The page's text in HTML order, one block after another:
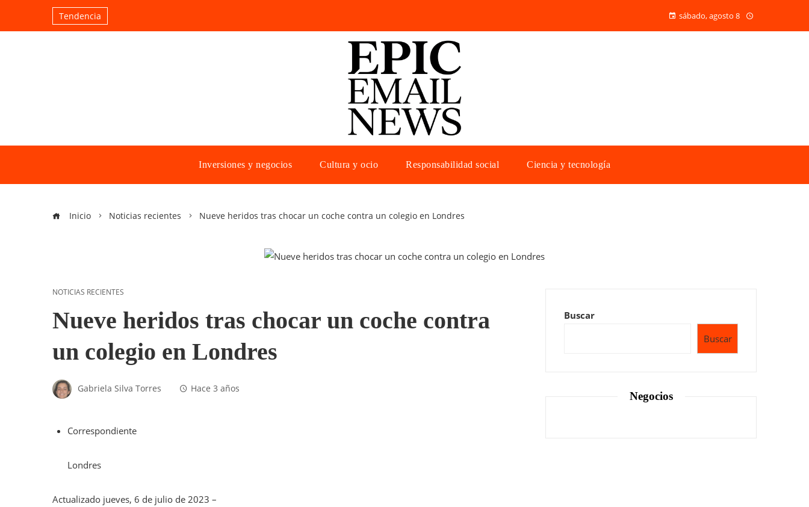
Tendencia sábado, agosto 8
Inversiones y negocios Cultura y ocio Responsabilidad social Ciencia y tecnología
Inicio Noticias recientes Nueve heridos tras chocar un coche contra un colegio en Londres
NOTICIAS RECIENTES
Nueve heridos tras chocar un coche contra
un colegio en Londres
Gabriela Silva Torres Hace 3 años
Correspondiente
Londres
Actualizado jueves, 6 de julio de 2023 –
Buscar
Buscar
Negocios